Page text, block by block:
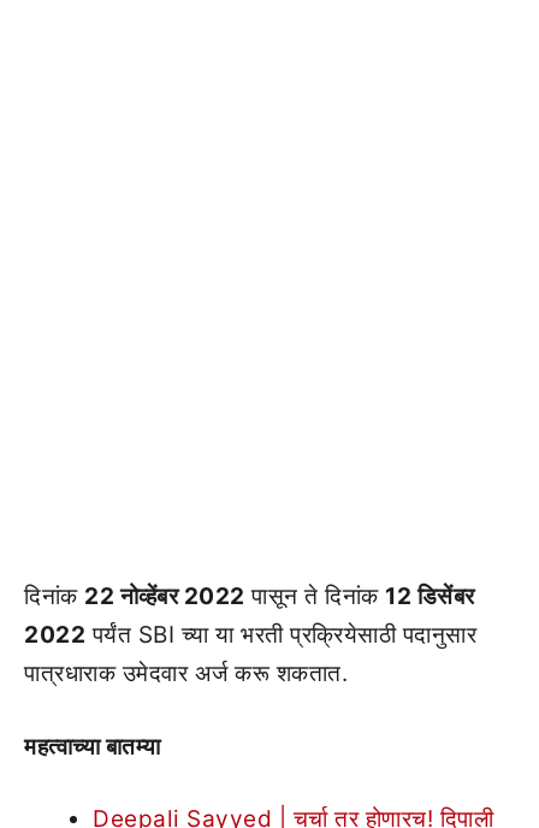
दिनांक 22 नोव्हेंबर 2022 पासून ते दिनांक 12 डिसेंबर
2022 पर्यंत SBI च्या या भरती प्रक्रियेसाठी पदानुसार
पात्रधाराक उमेदवार अर्ज करू शकतात.
महत्वाच्या बातम्या
Deepali Sayyed | चर्चा तर होणारच! दिपाली